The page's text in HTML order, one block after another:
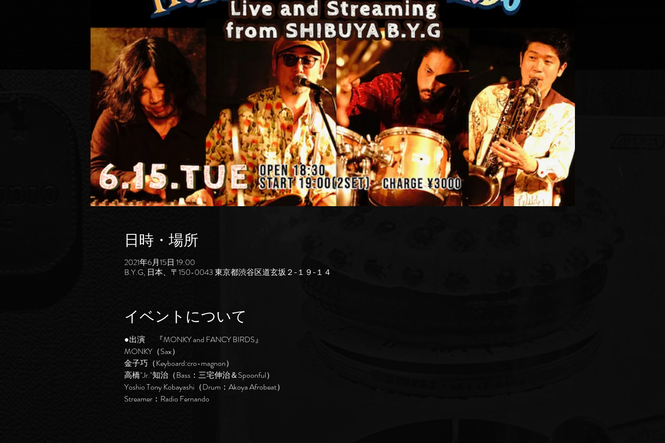
日時・場所
2021年6月15日 19:00
B.Y.G, 日本、〒150-0043 東京都渋谷区道玄坂２−１９−１４
イベントについて
●出演       『MONKY and FANCY BIRDS』
MONKY（Sax）
金子巧（Keyboard:cro-magnon）
高橋"Jr."知治（Bass：三宅伸治＆Spoonful）
Yoshio Tony Kobayashi（Drum：Akoya Afrobeat）
Streamer：Radio Fernando